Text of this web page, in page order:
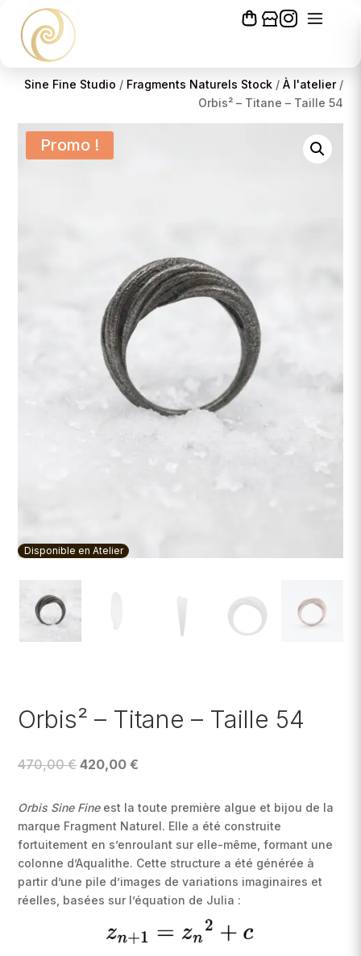
Sine Fine Studio / Fragments Naturels Stock/ À l'atelier/
Orbis² – Titane – Taille 54
Promo !
Disponible en Atelier
Orbis² – Titane – Taille 54
470,00€Le
initial
470,00 €.
420,00€
actuel
est :
420,00 €.
Orbis Sine Fineest la toute première algue et bijou de la
marque Fragment Naturel. Elle a été construite
fortuitement en s’enroulant sur elle-même, formant une
colonne d’Aqualithe. Cette structure a été générée à
partir d’une pile d’images de variations imaginaires et
réelles, basées sur l’équation de Julia :